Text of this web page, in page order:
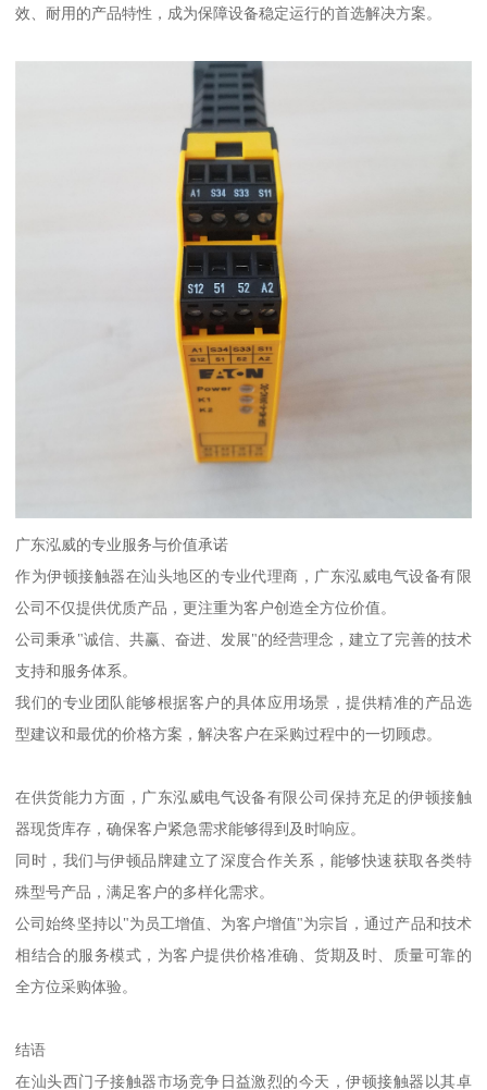
效、耐用的产品特性，成为保障设备稳定运行的首选解决方案。
广东泓威的专业服务与价值承诺
作为伊顿接触器在汕头地区的专业代理商，广东泓威电气设备有限
公司不仅提供优质产品，更注重为客户创造全方位价值。
公司秉承"诚信、共赢、奋进、发展"的经营理念，建立了完善的技术
支持和服务体系。
我们的专业团队能够根据客户的具体应用场景，提供精准的产品选
型建议和最优的价格方案，解决客户在采购过程中的一切顾虑。
在供货能力方面，广东泓威电气设备有限公司保持充足的伊顿接触
器现货库存，确保客户紧急需求能够得到及时响应。
同时，我们与伊顿品牌建立了深度合作关系，能够快速获取各类特
殊型号产品，满足客户的多样化需求。
公司始终坚持以"为员工增值、为客户增值"为宗旨，通过产品和技术
相结合的服务模式，为客户提供价格准确、货期及时、质量可靠的
全方位采购体验。
结语
在汕头西门子接触器市场竞争日益激烈的今天，伊顿接触器以其卓